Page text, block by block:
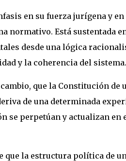
en su fuerza jurígena y
normativo. Está sustentada
desde una lógica
y la coherencia del sistema.
que la Constitución de
de una determinada
se perpetúan y actualizan en
que la estructura política de